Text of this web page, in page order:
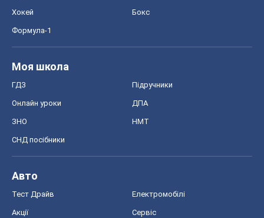
Хокей Бокс
Формула-1
Моя школа
ГДЗ Підручники
Онлайн уроки ДПА
ЗНО НМТ
СНД посібники
Авто
Тест Драйв Електромобілі
Акції Сервіс